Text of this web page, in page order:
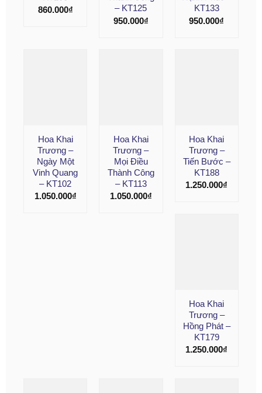
860.000₫
– KT125
950.000₫
KT133
950.000₫
Hoa Khai
Trương –
Ngày Một
Vinh Quang
– KT102
1.050.000₫
Hoa Khai
Trương –
Mọi Điều
Thành Công
– KT113
1.050.000₫
Hoa Khai
Trương –
Tiến Bước –
KT188
1.250.000₫
Hoa Khai
Trương –
Hồng Phát –
KT179
1.250.000₫